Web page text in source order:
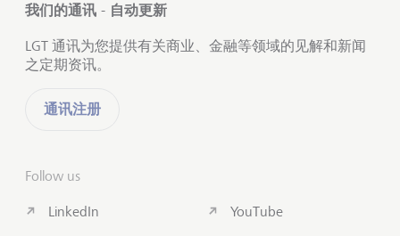
我们的通讯 - 自动更新
LGT 通讯为您提供有关商业、金融等领域的见解和新闻
之定期资讯。
通讯注册
Follow us
LinkedIn YouTube